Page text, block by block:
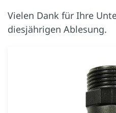
Vielen Dank für Ihre
diesjährigen Ablesung.